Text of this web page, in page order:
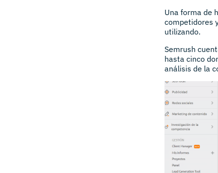
Una forma de
competidores
utilizando.
Semrush
hasta cinco
análisis de la